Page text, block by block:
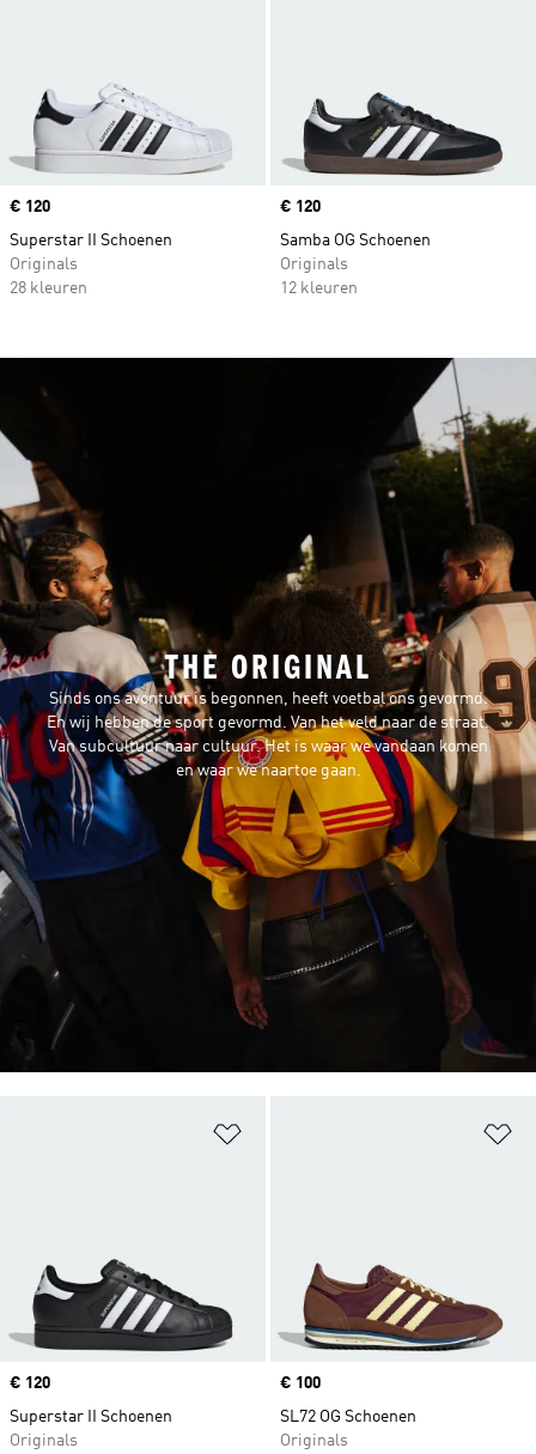
Price
€ 120
Superstar II Schoenen
Originals
28 kleuren
Price
€ 120
Samba OG Schoenen
Originals
12 kleuren
Price
€ 120
Superstar II Schoenen
Originals
Price
€ 100
SL72 OG Schoenen
Originals
THE ORIGINAL
Sinds ons avontuur is begonnen, heeft voetbal ons gevormd.
En wij hebben de sport gevormd. Van het veld naar de straat.
Van subcultuur naar cultuur. Het is waar we vandaan komen
en waar we naartoe gaan.